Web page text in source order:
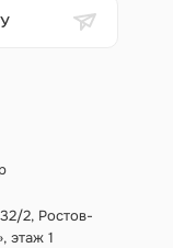
2, Ростов-
этаж 1